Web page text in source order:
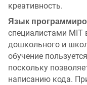
креативность.
Язык
специалистами MIT
дошкольного и
обучение
поскольку
написанию кода.